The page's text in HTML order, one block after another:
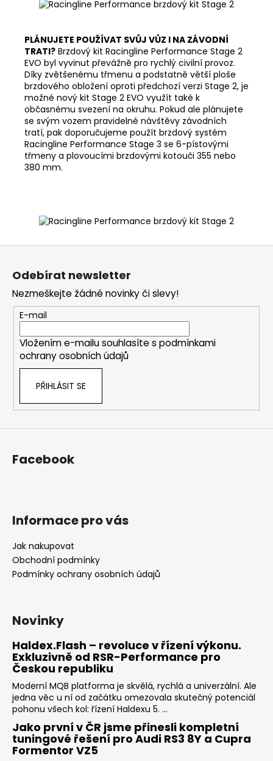
PLÁNUJETE POUŽÍVAT SVŮJ VŮZ I NA ZÁVODNÍ
TRATI? Brzdový kit Racingline Performance Stage 2
EVO byl vyvinut převážně pro rychlý civilní provoz.
Díky zvětšenému třmenu a podstatně větší ploše
brzdového obložení oproti předchozí verzi Stage 2, je
možné nový kit Stage 2 EVO využít také k
občasnému svezení na okruhu. Pokud ale plánujete
se svým vozem pravidelné návštěvy závodních
tratí, pak doporučujeme použít brzdový systém
Racingline Performance Stage 3 se 6-pístovými
třmeny a plovoucími brzdovými kotouči 355 nebo
380 mm.
Z
Odebírat newsletter
Nezmeškejte žádné novinky či slevy!
E-mail
Vložením e-mailu souhlasíte s podmínkami
ochrany osobních údajů
PŘIHLÁSIT SE
Facebook
Informace pro vás
Jak nakupovat
Obchodní podmínky
Podmínky ochrany osobních údajů
Novinky
Haldex.Flash – revoluce v řízení výkonu.
Exkluzivně od RSR-Performance pro
Českou republiku
Moderní MQB platforma je skvělá, rychlá a univerzální. Ale
jedna věc u ní od začátku omezovala skutečný potenciál
pohonu všech kol: řízení Haldexu 5. ...
Jako první v ČR jsme přinesli kompletní
tuningové řešení pro Audi RS3 8Y a Cupra
Formentor VZ5